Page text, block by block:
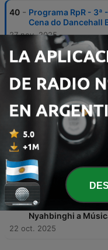
40 - Programa RpR - 3ª
Cena do Dancehall
27 nov. 2025
39 - Programa RpR - 3ª
Consiência Negra
27 nov. 2025
38 - Programa RpR - 3ª
Raízes do Reggae
05 nov. 2025
36 - Programa RpR - 3ª
Originário: a força
Reggae.
30 oct. 2025
35 - Programa RpR - 3ª
Nyahbinghi a
22 oct. 2025